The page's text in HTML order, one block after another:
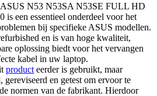
N53 N53SA N53SE FULL HD
een essentieel onderdeel voor het
bij specifieke ASUS modellen.
en is van hoge kwaliteit,
oplossing biedt voor het vervangen
kabel in uw laptop.
product eerder is gebruikt, maar
en getest om ervoor te
normen van de fabrikant. Hierdoor